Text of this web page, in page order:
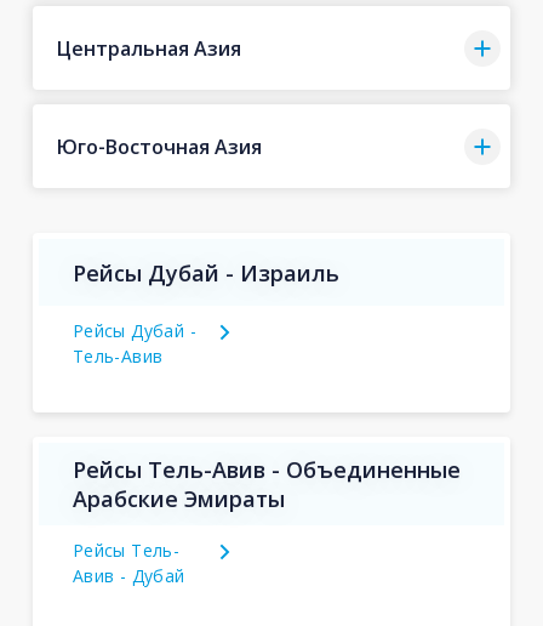
Центральная Азия
Юго-Восточная Азия
Рейсы Дубай - Израиль
Рейсы Дубай -
Тель-Авив
Рейсы Тель-Авив - Объединенные
Арабские Эмираты
Рейсы Тель-
Авив - Дубай